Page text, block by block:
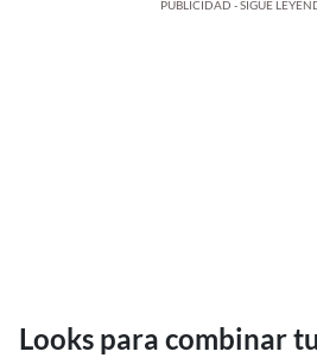
PUBLICIDAD - SIGUE
Looks para combinar